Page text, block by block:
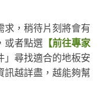
求，稍待片刻將會有
或者點選 【前往專家
」尋找適合的地板安
訊越詳盡，越能夠幫